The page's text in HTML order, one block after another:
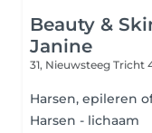
Beauty &
Janine
31, Nieuwsteeg Tricht
Harsen, epileren
Harsen - lichaam